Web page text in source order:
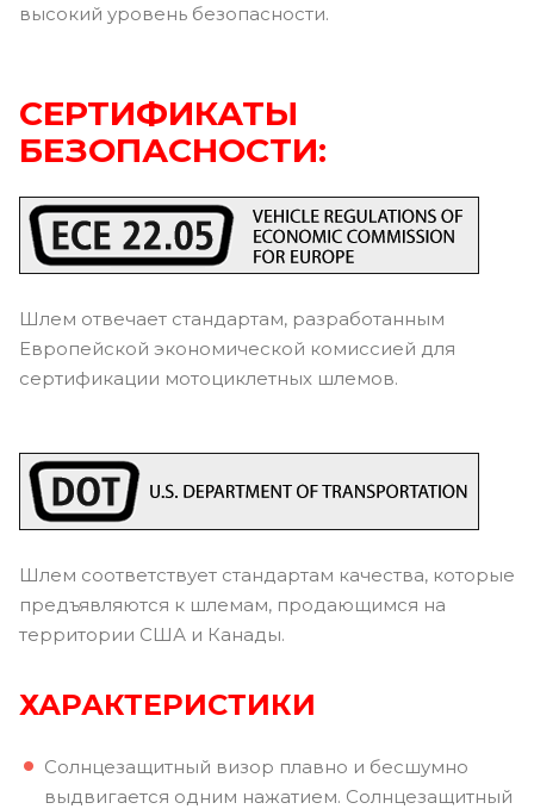
высокий уровень безопасности.
СЕРТИФИКАТЫ
БЕЗОПАСНОСТИ:
Шлем отвечает стандартам, разработанным
Европейской экономической комиссией для
сертификации мотоциклетных шлемов.
Шлем соответствует стандартам качества, которые
предъявляются к шлемам, продающимся на
территории США и Канады.
ХАРАКТЕРИСТИКИ
Солнцезащитный визор плавно и бесшумно
выдвигается одним нажатием. Солнцезащитный